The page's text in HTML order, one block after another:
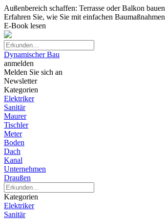
Außenbereich schaffen: Terrasse oder Balkon bauen
Erfahren Sie, wie Sie mit einfachen
E-Book lesen
Dynamischer Bau
anmelden
Melden Sie sich an
Newsletter
Kategorien
Elektriker
Sanitär
Maurer
Tischler
Meter
Boden
Dach
Kanal
Unternehmen
Draußen
Kategorien
Elektriker
Sanitär